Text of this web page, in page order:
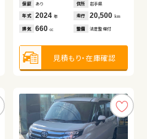
保証 あり 住所 岩手県
年式 2024年 走行 20,500 km
排気 660cc 整備 法定整備付
見積もり・在庫確認
保証 あり 住所 茨城県
年式 2017年 走行 21,000 km
排気 660cc 整備 なし
見積もり・在庫確認
保証 あり 住所 岩手県
年式 2019年 走行 79,100 km
排気 2,500 整備 法定整備付
見積もり・在庫確認